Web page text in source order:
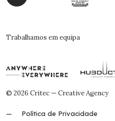
Trabalhamos em equipa
© 2026 Critec — Creative Agency
Política de Privacidade